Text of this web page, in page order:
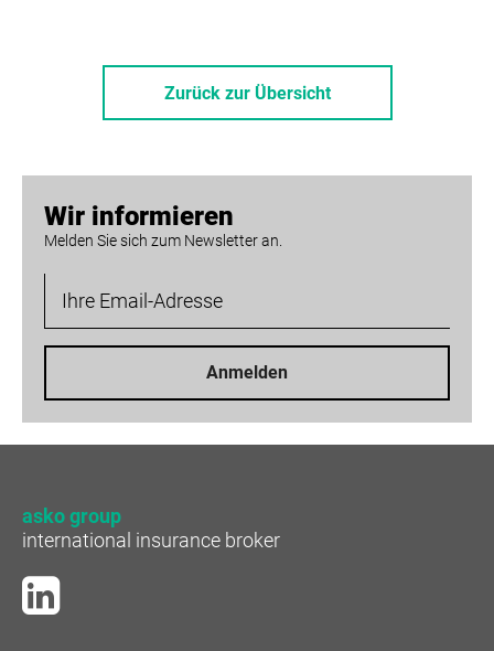
Zurück zur Übersicht
Wir informieren
Melden Sie sich zum Newsletter an.
Anmelden
asko group
international insurance broker